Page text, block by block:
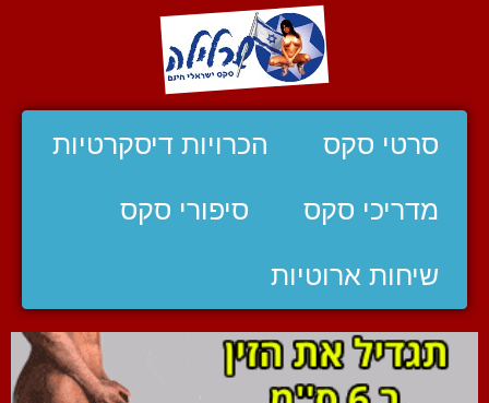
סרטי סקס הכרויות דיסקרטיות
מדריכי סקס סיפורי סקס
שיחות ארוטיות